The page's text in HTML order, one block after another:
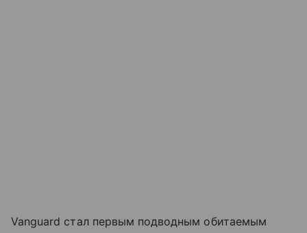
Vanguard стал первым подводным обитаемым